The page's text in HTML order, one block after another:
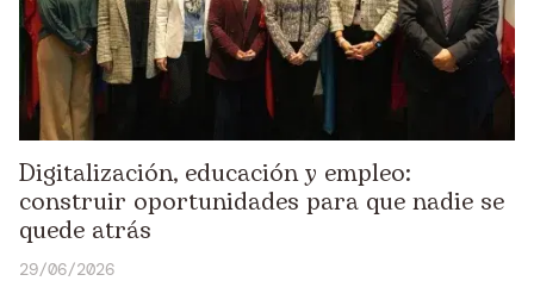
Digitalización, educación y empleo:
construir oportunidades para que nadie se
quede atrás
29/06/2026